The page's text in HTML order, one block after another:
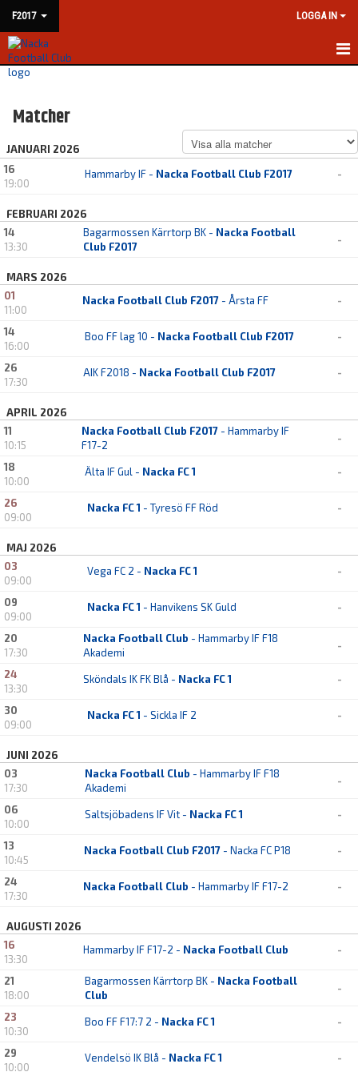
F2017 LOGGA IN
HEM
NYHETER
KALENDER
MATCHER
TRUPPEN
BILDGALLERI
DOKUMENT
Matcher
JANUARI 2026
16
19:00
Hammarby IF - Nacka Football Club F2017 -
FEBRUARI 2026
14
13:30
Bagarmossen Kärrtorp BK - Nacka Football
Club F2017
-
MARS 2026
01
11:00
Nacka Football Club F2017 - Årsta FF -
14
16:00
Boo FF lag 10 - Nacka Football Club F2017 -
26
17:30
AIK F2018 - Nacka Football Club F2017 -
APRIL 2026
11
10:15
Nacka Football Club F2017 - Hammarby IF
F17-2
-
18
10:00
Älta IF Gul - Nacka FC 1 -
26
09:00
Nacka FC 1 - Tyresö FF Röd -
MAJ 2026
03
09:00
Vega FC 2 - Nacka FC 1 -
09
09:00
Nacka FC 1 - Hanvikens SK Guld -
20
17:30
Nacka Football Club - Hammarby IF F18
Akademi
-
24
13:30
Sköndals IK FK Blå - Nacka FC 1 -
30
09:00
Nacka FC 1 - Sickla IF 2 -
JUNI 2026
03
17:30
Nacka Football Club - Hammarby IF F18
Akademi
-
06
10:00
Saltsjöbadens IF Vit - Nacka FC 1 -
13
10:45
Nacka Football Club F2017 - Nacka FC P18 -
24
17:30
Nacka Football Club - Hammarby IF F17-2 -
AUGUSTI 2026
16
13:30
Hammarby IF F17-2 - Nacka Football Club -
21
18:00
Bagarmossen Kärrtorp BK - Nacka Football
Club
-
23
10:30
Boo FF F17:7 2 - Nacka FC 1 -
29
10:00
Vendelsö IK Blå - Nacka FC 1 -